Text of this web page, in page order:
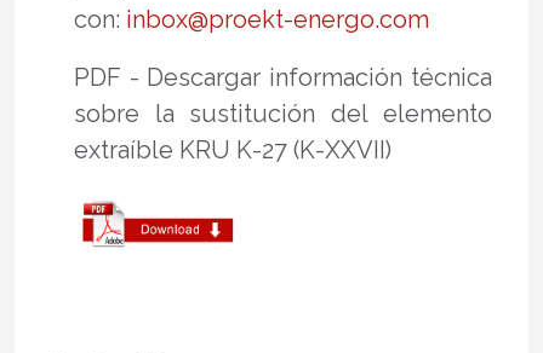
con: inbox@proekt-energo.com
PDF - Descargar información técnica
sobre la sustitución del elemento
extraíble KRU K-27 (K-XXVII)